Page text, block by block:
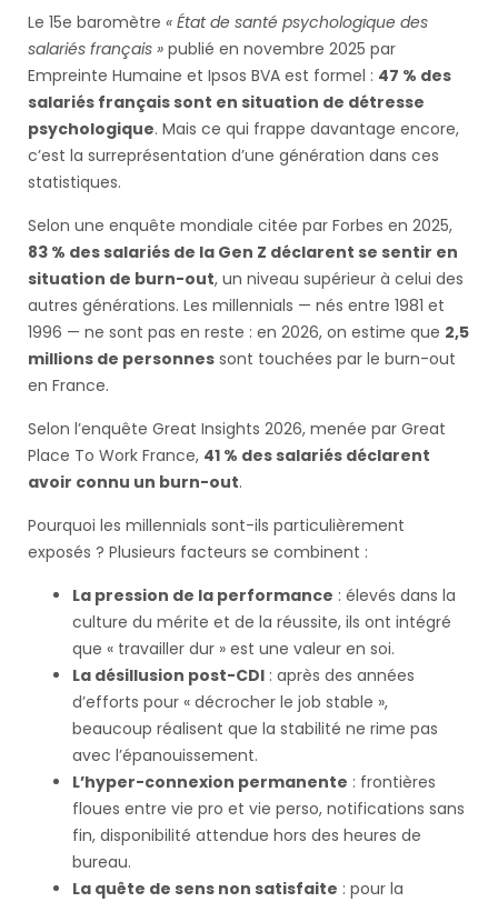
Le 15e baromètre « État de santé psychologique des
salariés français » publié en novembre 2025 par
Empreinte Humaine et Ipsos BVA est formel : 47 % des
salariés français sont en situation de détresse
psychologique. Mais ce qui frappe davantage encore,
c’est la surreprésentation d’une génération dans ces
statistiques.
Selon une enquête mondiale citée par Forbes en 2025,
83 % des salariés de la Gen Z déclarent se sentir en
situation de burn-out, un niveau supérieur à celui des
autres générations. Les millennials — nés entre 1981 et
1996 — ne sont pas en reste : en 2026, on estime que 2,5
millions de personnes sont touchées par le burn-out
en France.
Selon l’enquête Great Insights 2026, menée par Great
Place To Work France, 41 % des salariés déclarent
avoir connu un burn-out.
Pourquoi les millennials sont-ils particulièrement
exposés ? Plusieurs facteurs se combinent :
La pression de la performance : élevés dans la
culture du mérite et de la réussite, ils ont intégré
que « travailler dur » est une valeur en soi.
La désillusion post-CDI : après des années
d’efforts pour « décrocher le job stable »,
beaucoup réalisent que la stabilité ne rime pas
avec l’épanouissement.
L’hyper-connexion permanente : frontières
floues entre vie pro et vie perso, notifications sans
fin, disponibilité attendue hors des heures de
bureau.
La quête de sens non satisfaite : pour la